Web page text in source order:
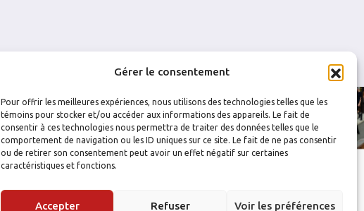
Gérer le consentement
Pour offrir les meilleures expériences, nous utilisons des technologies telles que les
témoins pour stocker et/ou accéder aux informations des appareils. Le fait de
consentir à ces technologies nous permettra de traiter des données telles que le
comportement de navigation ou les ID uniques sur ce site. Le fait de ne pas consentir
ou de retirer son consentement peut avoir un effet négatif sur certaines
caractéristiques et fonctions.
Accepter Refuser Voir les préférences